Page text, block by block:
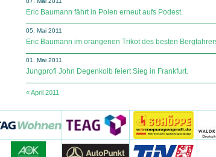
Eric Baumann fährt in Polen erneut aufs Podest.
05. Mai 2011
Eric Baumann im orangenen Trikot des besten
01. Mai 2011
Jungprofi John Degenkolb feiert Sieg in Frankfurt.
« April 2011